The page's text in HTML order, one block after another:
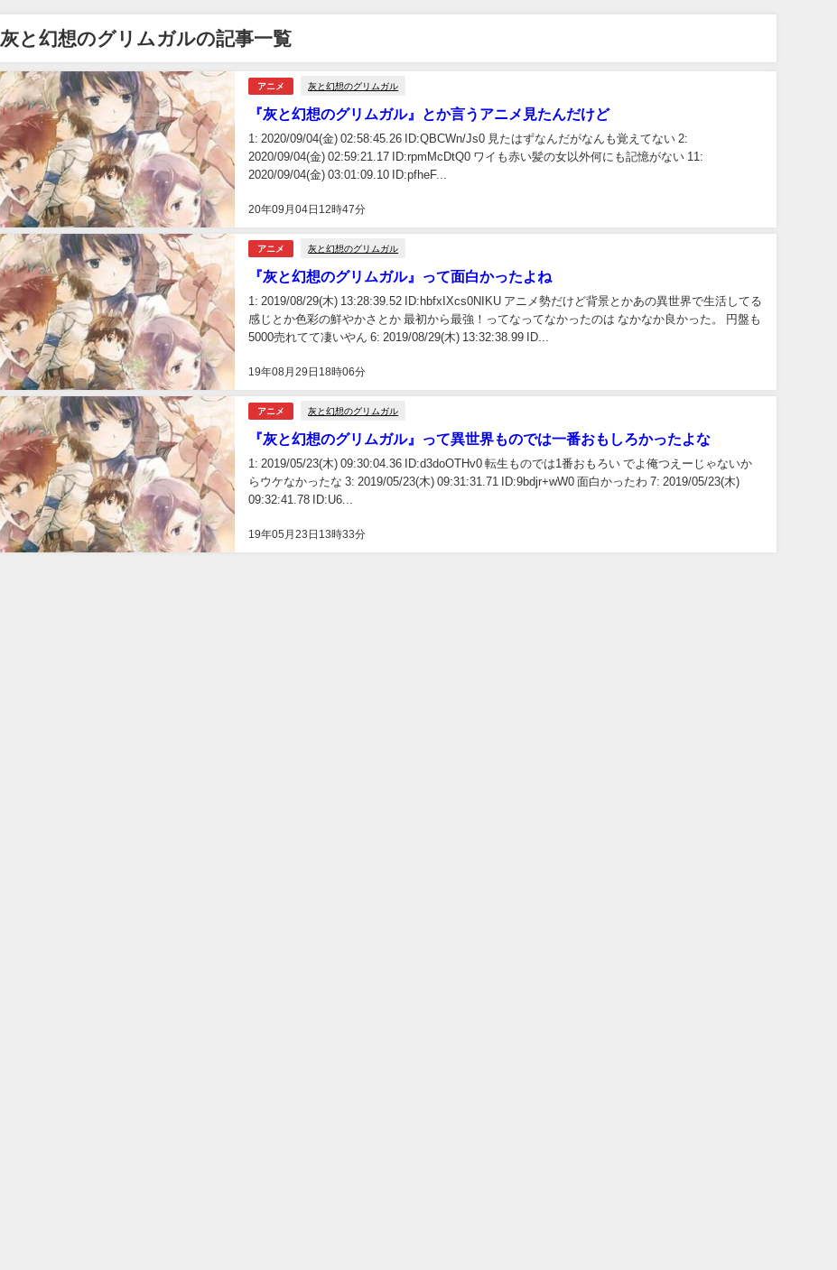
灰と幻想のグリムガルの記事一覧
アニメ 灰と幻想のグリムガル
『灰と幻想のグリムガル』とか言うアニメ見たんだけど
20年09月04日12時47分
1: 2020/09/04(金) 02:58:45.26 ID:QBCWn/Js0 見たはずなんだがなんも覚えてない 2:
2020/09/04(金) 02:59:21.17 ID:rpmMcDtQ0 ワイも赤い髪の女以外何にも記憶がない 11:
2020/09/04(金) 03:01:09.10 ID:pfheF...
アニメ 灰と幻想のグリムガル
『灰と幻想のグリムガル』って面白かったよね
19年08月29日18時06分
1: 2019/08/29(木) 13:28:39.52 ID:hbfxIXcs0NIKU アニメ勢だけど背景とかあの異世界で生活してる
感じとか色彩の鮮やかさとか 最初から最強！ってなってなかったのは なかなか良かった。 円盤も
5000売れてて凄いやん 6: 2019/08/29(木) 13:32:38.99 ID...
アニメ 灰と幻想のグリムガル
『灰と幻想のグリムガル』って異世界ものでは一番おもしろかったよな
19年05月23日13時33分
1: 2019/05/23(木) 09:30:04.36 ID:d3doOTHv0 転生ものでは1番おもろい でよ俺つえーじゃないか
らウケなかったな 3: 2019/05/23(木) 09:31:31.71 ID:9bdjr+wW0 面白かったわ 7: 2019/05/23(木)
09:32:41.78 ID:U6...